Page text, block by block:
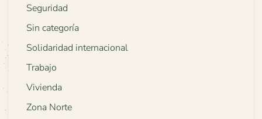
Seguridad
Sin categoría
Solidaridad internacional
Trabajo
Vivienda
Zona Norte